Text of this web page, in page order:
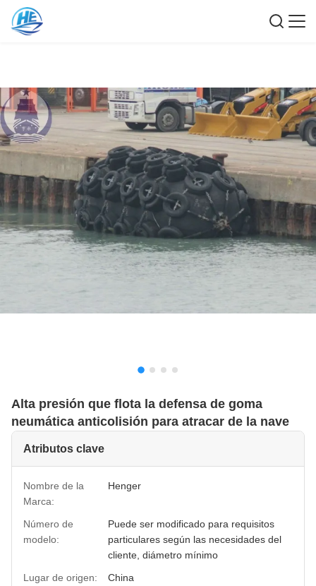
Alta presión que flota la defensa de goma
neumática anticolisión para atracar de la nave
Atributos clave
Nombre de la
Marca:
Henger
Número de
modelo:
Puede ser modificado para requisitos
particulares según las necesidades del
cliente, diámetro mínimo
Lugar de origen:
China